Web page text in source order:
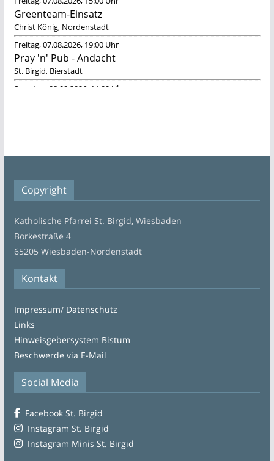
Copyright
Katholische Pfarrei St. Birgid, Wiesbaden
Borkestraße 4
65205 Wiesbaden-Nordenstadt
Kontakt
Impressum/ Datenschutz
Links
Hinweisgebersystem Bistum
Beschwerde via E-Mail
Social Media
Facebook St. Birgid
Instagram St. Birgid
Instagram Minis St. Birgid